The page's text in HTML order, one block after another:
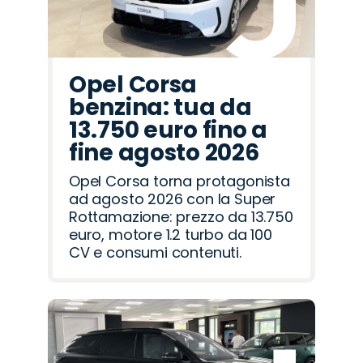
Opel Corsa
benzina: tua da
13.750 euro fino a
fine agosto 2026
Opel Corsa torna protagonista
ad agosto 2026 con la Super
Rottamazione: prezzo da 13.750
euro, motore 1.2 turbo da 100
CV e consumi contenuti.